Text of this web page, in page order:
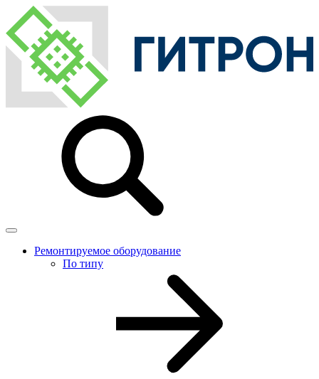
Ремонтируемое оборудование
По типу